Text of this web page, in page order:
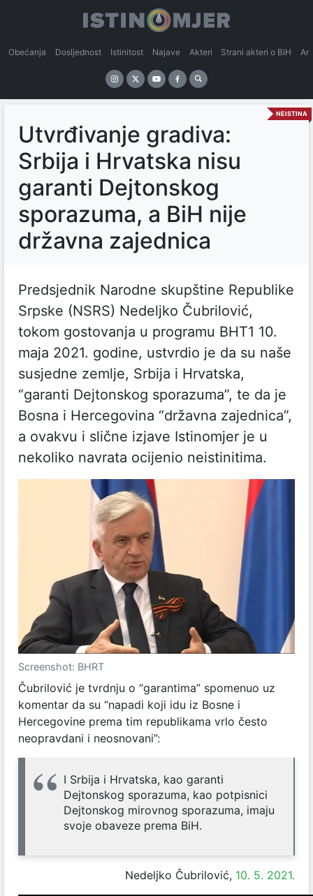
Obećanja Dosljednost Istinitost Najave Akteri Strani akteri o BiH
NEISTINA
Utvrđivanje gradiva:
Srbija i Hrvatska nisu
garanti Dejtonskog
sporazuma, a BiH nije
državna zajednica
Predsjednik Narodne skupštine Republike
Srpske (NSRS) Nedeljko Čubrilović,
tokom gostovanja u programu BHT1 10.
maja 2021. godine, ustvrdio je da su naše
susjedne zemlje, Srbija i Hrvatska,
“garanti Dejtonskog sporazuma”, te da je
Bosna i Hercegovina “državna zajednica”,
a ovakvu i slične izjave Istinomjer je u
nekoliko navrata ocijenio neistinitima.
Screenshot: BHRT
Čubrilović je tvrdnju o “garantima” spomenuo uz
komentar da su “napadi koji idu iz Bosne i
Hercegovine prema tim republikama vrlo često
neopravdani i neosnovani”:
I Srbija i Hrvatska, kao garanti
Dejtonskog sporazuma, kao potpisnici
Dejtonskog mirovnog sporazuma, imaju
svoje obaveze prema BiH.
Nedeljko Čubrilović, 10. 5. 2021.